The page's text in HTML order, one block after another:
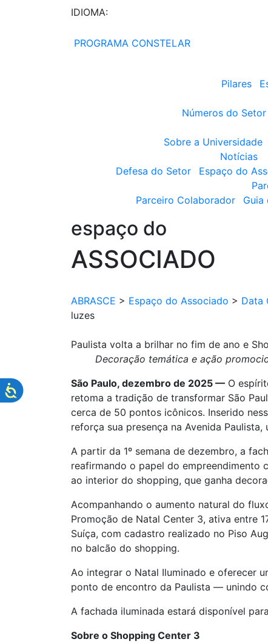
IDIOMA:
PROGRAMA CONSTELAR
Pilares
Números do Setor
Sobre a Universidade
Notícias
Defesa do Setor
Espaço do
Parceiro Colaborador
Guia
espaço do
ASSOCIADO
ABRASCE > Espaço do Associado > Data
luzes
Paulista volta a brilhar no fim de ano e
Decoração temática e ação
São Paulo, dezembro de 2025 — O
retoma a tradição de transformar São
cerca de 50 pontos icônicos. Inserido
reforça sua presença na Avenida
A partir da 1º semana de dezembro, a
reafirmando o papel do empreendimento
ao interior do shopping, que ganha
Acompanhando o aumento natural do
Promoção de Natal Center 3, ativa entre
Suíça, com cadastro realizado no Piso
no balcão do shopping.
Ao integrar o Natal Iluminado e oferecer
ponto de encontro da Paulista — unindo
A fachada iluminada estará disponível
Sobre o Shopping Center 3